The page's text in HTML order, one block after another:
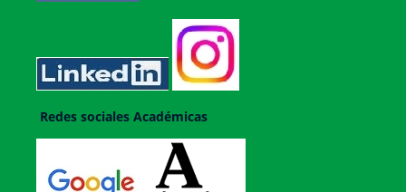
Redes sociales Académicas